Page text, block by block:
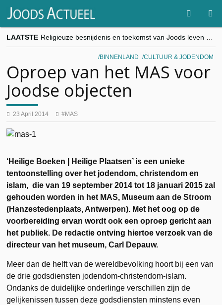
LAATSTE
“Besnijdenisdebat toont hoe moeilijk seculiere Westen minderheden begrijpt”, Jinnih Beels (Vooruit)
CITYTRIP | ROEMENIË – Boekarest: de verrassing van Oost-Europa
goKosher lanceert nieuwe website en samenwerking met Mishpacha voor kosher travel en simchas wereldwijd
BINNENLAND CULTUUR & JODENDOM
Oproep van het MAS voor
Joodse objecten
23 April 2014 MAS
‘Heilige Boeken | Heilige Plaatsen’ is een unieke
tentoonstelling over het jodendom, christendom en
islam, die van 19 september 2014 tot 18 januari 2015 zal
gehouden worden in het MAS, Museum aan de Stroom
(Hanzestedenplaats, Antwerpen). Met het oog op de
voorbereiding ervan wordt ook een oproep gericht aan
het publiek. De redactie ontving hiertoe verzoek van de
directeur van het museum, Carl Depauw.
Meer dan de helft van de wereldbevolking hoort bij een van
de drie godsdiensten jodendom-christendom-islam.
Ondanks de duidelijke onderlinge verschillen zijn de
gelijkenissen tussen deze godsdiensten minstens even